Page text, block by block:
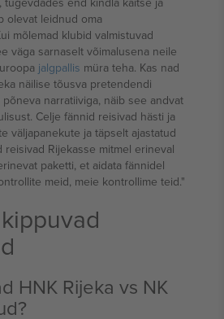
olevat leidnud oma
mõlemad klubid valmistuvad
väga sarnaselt võimalusena neile
jalgpallis müra teha. Kas nad
näilise tõusva pretendendi
narratiiviga, näib see andvat
Celje fännid reisivad hästi ja
väljapanekute ja täpselt ajastatud
reisivad Rijekasse mitmel erineval
paketti, et aidata fännidel
meid, meie kontrollime teid."
HNK Rijeka vs NK